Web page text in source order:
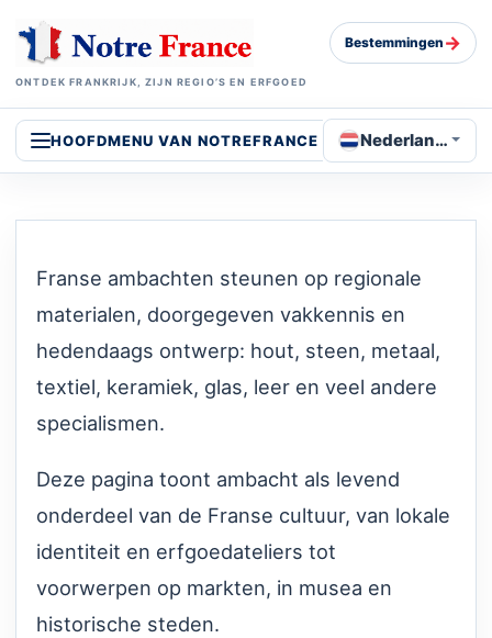
ONTDEK FRANKRIJK, ZIJN REGIO’S EN ERFGOED
Bestemmingen →
HOOFDMENU VAN NOTREFRANCE Nederlands
Franse ambachten steunen op regionale
materialen, doorgegeven vakkennis en
hedendaags ontwerp: hout, steen, metaal,
textiel, keramiek, glas, leer en veel andere
specialismen.
Deze pagina toont ambacht als levend
onderdeel van de Franse cultuur, van lokale
identiteit en erfgoedateliers tot
voorwerpen op markten, in musea en
historische steden.